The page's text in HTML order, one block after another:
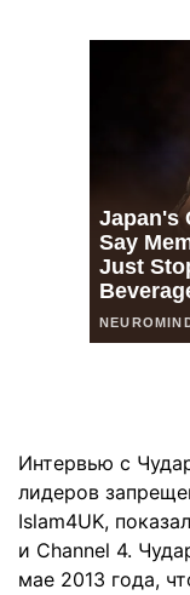
Интервью с
лидеров
Islam4UK,
и Channel 4.
мае 2013 года,